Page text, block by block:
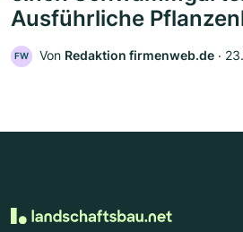
Ausführliche
FW Von Redaktion firmenweb.de ‧